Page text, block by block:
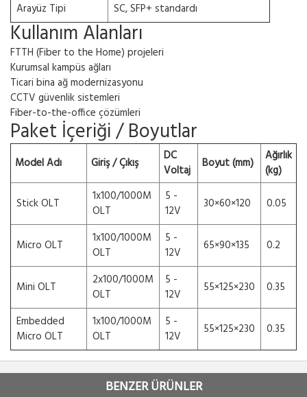
Arayüz Tipi
SC, SFP+ standardı
Kullanım Alanları
FTTH (Fiber to the Home) projeleri
Kurumsal kampüs ağları
Ticari bina ağ modernizasyonu
CCTV güvenlik sistemleri
Fiber-to-the-office çözümleri
Paket İçeriği / Boyutlar
Model Adı Giriş / Çıkış
DC
Voltaj
Boyut (mm)
Ağırlık
(kg)
Stick OLT
1x100/1000M
OLT
5 -
12V
30×60×120 0.05
Micro OLT
1x100/1000M
OLT
5 -
12V
65×90×135 0.2
Mini OLT
2x100/1000M
OLT
5 -
12V
55×125×230 0.35
Embedded
Micro OLT
1x100/1000M
OLT
5 -
12V
55×125×230 0.35
BENZER ÜRÜNLER